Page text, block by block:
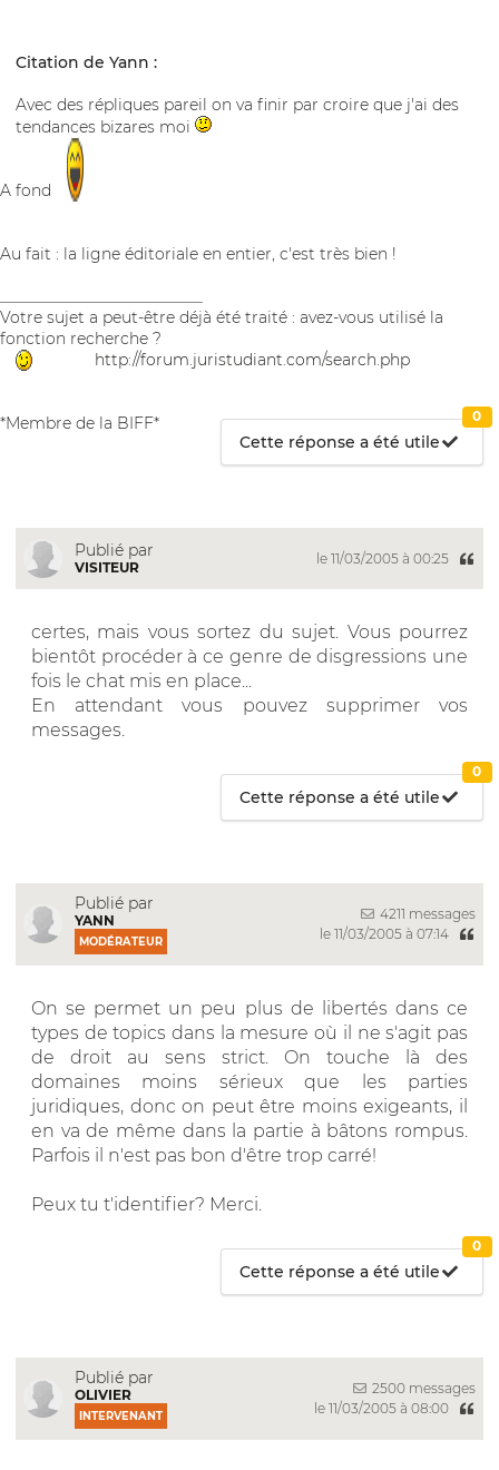
Citation de Yann :
Avec des répliques pareil on va finir par croire que j'ai des
tendances bizares moi
A fond
Au fait : la ligne éditoriale en entier, c'est très bien !
Votre sujet a peut-être déjà été traité : avez-vous utilisé la
fonction recherche ?
http://forum.juristudiant.com/search.php
*Membre de la BIFF*
Cette réponse a été utile
0
Publié par
VISITEUR
le 11/03/2005 à 00:25
certes, mais vous sortez du sujet. Vous pourrez
bientôt procéder à ce genre de disgressions une
fois le chat mis en place...
En attendant vous pouvez supprimer vos
messages.
Cette réponse a été utile
0
Publié par
YANN
MODÉRATEUR
4211 messages
le 11/03/2005 à 07:14
On se permet un peu plus de libertés dans ce
types de topics dans la mesure où il ne s'agit pas
de droit au sens strict. On touche là des
domaines moins sérieux que les parties
juridiques, donc on peut être moins exigeants, il
en va de même dans la partie à bâtons rompus.
Parfois il n'est pas bon d'être trop carré!
Peux tu t'identifier? Merci.
Cette réponse a été utile
0
Publié par
OLIVIER
INTERVENANT
2500 messages
le 11/03/2005 à 08:00